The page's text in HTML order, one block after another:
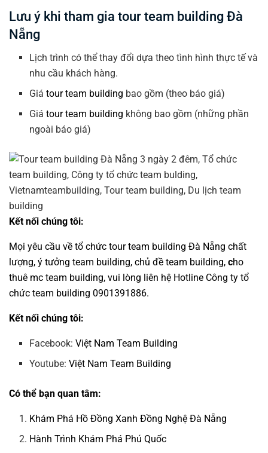
Lưu ý khi tham gia tour team building Đà
Nẵng
Lịch trình có thể thay đổi dựa theo tình hình thực tế và
nhu cầu khách hàng.
Giátour team building bao gồm (theo báo giá)
Giátour team building không bao gồm (những phần
ngoài báo giá)
Kết nối chúng tôi:
Mọi yêu cầu về tổ chức tour team building Đà Nẵng chất
lượng, ý tưởng team building, chủ đề team building, cho
thuê mc team building, vui lòng liên hệ Hotline Công ty tổ
chức team building 0901391886.
Kết nối chúng tôi:
Facebook:Việt Nam Team Building
Youtube:Việt Nam Team Building
Có thể bạn quan tâm:
Khám Phá Hồ Đồng Xanh Đồng Nghệ Đà Nẵng
Hành Trình Khám Phá Phú Quốc